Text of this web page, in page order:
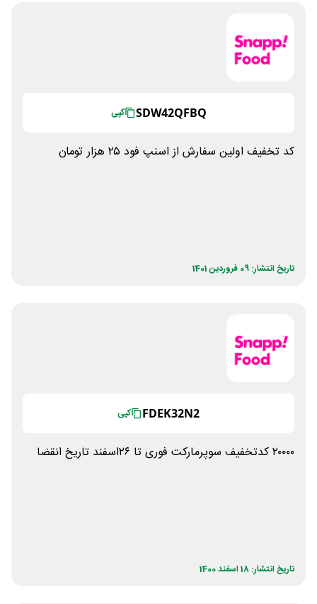
SDW42QFBQ کپی
کد تخفیف اولین سفارش از اسنپ فود ۲۵ هزار تومان
تاریخ انتشار: 09 فروردین 1401
FDEK32N2 کپی
۲۰۰۰۰ کدتخفیف سوپرمارکت فوری تا ۲۶اسفند تاریخ انقضا
تاریخ انتشار: 18 اسفند 1400